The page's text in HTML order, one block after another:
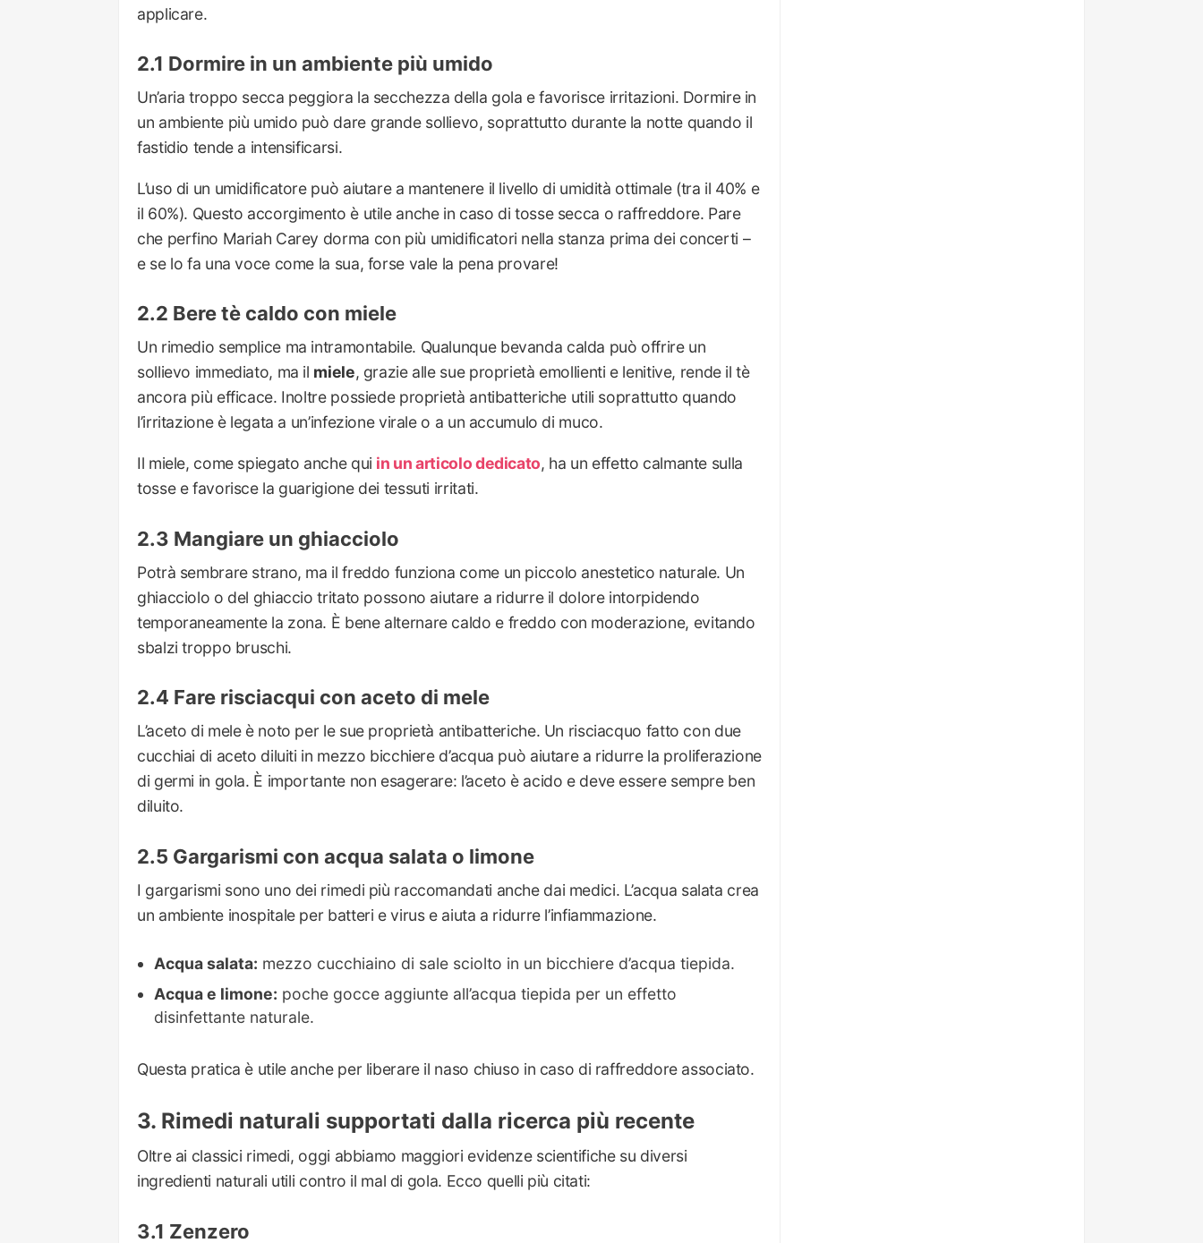
applicare.
Dormire in un ambiente più umido
Un’aria troppo secca peggiora la secchezza della gola e favorisce irritazioni. Dormire in
un ambiente più umido può dare grande sollievo, soprattutto durante la notte quando il
fastidio tende a intensificarsi.
L’uso di un umidificatore può aiutare a mantenere il livello di umidità ottimale (tra il 40% e
il 60%). Questo accorgimento è utile anche in caso di tosse secca o raffreddore. Pare
che perfino Mariah Carey dorma con più umidificatori nella stanza prima dei concerti –
e se lo fa una voce come la sua, forse vale la pena provare!
Bere tè caldo con miele
Un rimedio semplice ma intramontabile. Qualunque bevanda calda può offrire un
sollievo immediato, ma il miele, grazie alle sue proprietà emollienti e lenitive, rende il tè
ancora più efficace. Inoltre possiede proprietà antibatteriche utili soprattutto quando
l’irritazione è legata a un’infezione virale o a un accumulo di muco.
Il miele, come spiegato anche qui in un articolo dedicato, ha un effetto calmante sulla
tosse e favorisce la guarigione dei tessuti irritati.
Mangiare un ghiacciolo
Potrà sembrare strano, ma il freddo funziona come un piccolo anestetico naturale. Un
ghiacciolo o del ghiaccio tritato possono aiutare a ridurre il dolore intorpidendo
temporaneamente la zona. È bene alternare caldo e freddo con moderazione, evitando
sbalzi troppo bruschi.
Fare risciacqui con aceto di mele
L’aceto di mele è noto per le sue proprietà antibatteriche. Un risciacquo fatto con due
cucchiai di aceto diluiti in mezzo bicchiere d’acqua può aiutare a ridurre la proliferazione
di germi in gola. È importante non esagerare: l’aceto è acido e deve essere sempre ben
diluito.
Gargarismi con acqua salata o limone
I gargarismi sono uno dei rimedi più raccomandati anche dai medici. L’acqua salata crea
un ambiente inospitale per batteri e virus e aiuta a ridurre l’infiammazione.
Acqua salata: mezzo cucchiaino di sale sciolto in un bicchiere d’acqua tiepida.
Acqua e limone: poche gocce aggiunte all’acqua tiepida per un effetto
disinfettante naturale.
Questa pratica è utile anche per liberare il naso chiuso in caso di raffreddore associato.
Rimedi naturali supportati dalla ricerca più recente
Oltre ai classici rimedi, oggi abbiamo maggiori evidenze scientifiche su diversi
ingredienti naturali utili contro il mal di gola. Ecco quelli più citati:
Zenzero